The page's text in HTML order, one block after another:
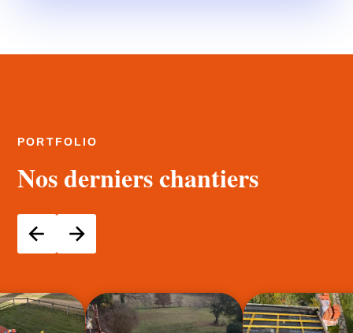
PORTFOLIO
Nos derniers chantiers